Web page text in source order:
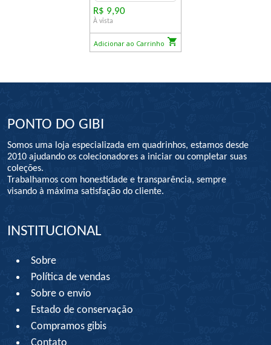
R$ 9,90
À vista
Adicionar ao Carrinho
PONTO DO GIBI
Somos uma loja especializada em quadrinhos, estamos desde
2010 ajudando os colecionadores a iniciar ou completar suas
coleções.
Trabalhamos com honestidade e transparência, sempre
visando à máxima satisfação do cliente.
INSTITUCIONAL
Sobre
Política de vendas
Sobre o envio
Estado de conservação
Compramos gibis